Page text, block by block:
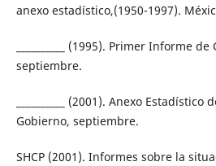
anexo estadístico,(1950-1997).
__________ (1995). Primer Informe
septiembre.
__________ (2001). Anexo
Gobierno, septiembre.
SHCP (2001). Informes sobre la